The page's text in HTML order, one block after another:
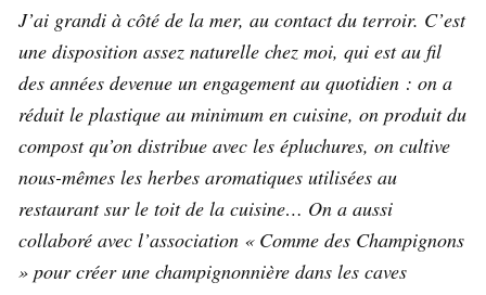
J’ai grandi à côté de la mer, au contact du terroir. C’est
une disposition assez naturelle chez moi, qui est au fil
des années devenue un engagement au quotidien : on a
réduit le plastique au minimum en cuisine, on produit du
compost qu’on distribue avec les épluchures, on cultive
nous-mêmes les herbes aromatiques utilisées au
restaurant sur le toit de la cuisine… On a aussi
collaboré avec l’association « Comme des Champignons
» pour créer une champignonnière dans les caves